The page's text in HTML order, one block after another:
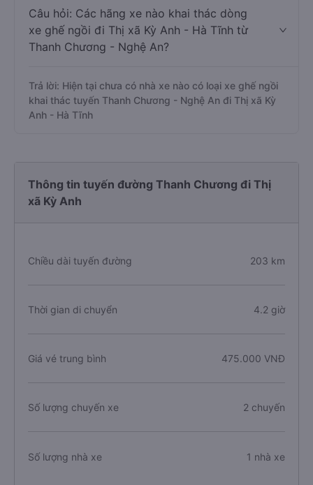
Câu hỏi: Các hãng xe nào khai thác dòng
xe ghế ngồi đi Thị xã Kỳ Anh - Hà Tĩnh từ
Thanh Chương - Nghệ An?
Trả lời: Hiện tại chưa có nhà xe nào có loại xe ghế ngồi
khai thác tuyến Thanh Chương - Nghệ An đi Thị xã Kỳ
Anh - Hà Tĩnh
Thông tin tuyến đường Thanh Chương đi Thị
xã Kỳ Anh
Chiều dài tuyến đường 203 km
Thời gian di chuyển 4.2 giờ
Giá vé trung bình 475.000 VNĐ
Số lượng chuyến xe 2 chuyến
Số lượng nhà xe 1 nhà xe